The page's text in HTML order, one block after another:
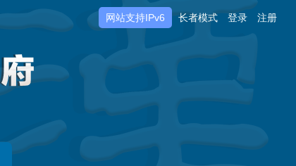
网站支持IPv6 长者模式 登录 注册